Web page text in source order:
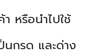
หรือนำไปใช้
นกรด และด่าง